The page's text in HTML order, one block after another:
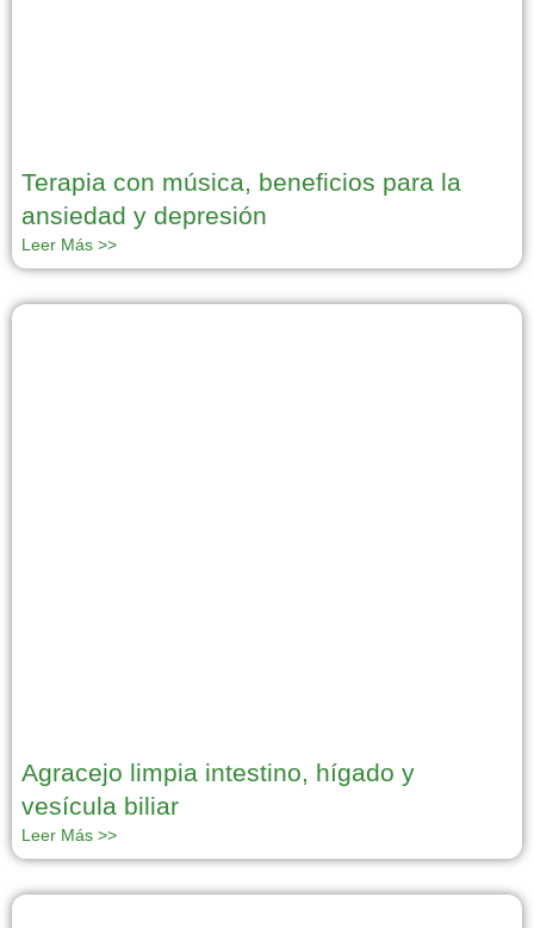
Terapia con música, beneficios para la
ansiedad y depresión
Leer Más >>
Agracejo limpia intestino, hígado y
vesícula biliar
Leer Más >>